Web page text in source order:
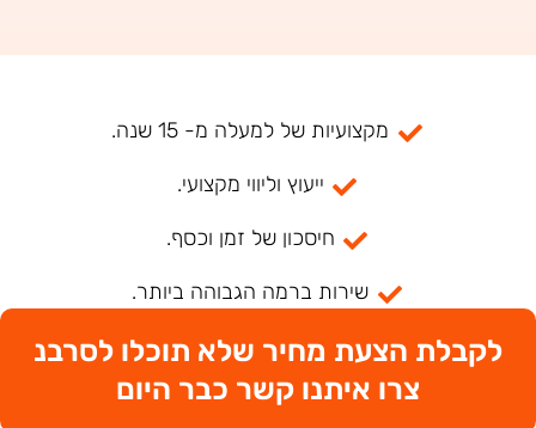
מקצועיות של למעלה מ- 15 שנה.
ייעוץ וליווי מקצועי.
חיסכון של זמן וכסף.
שירות ברמה הגבוהה ביותר.
לקבלת הצעת מחיר שלא תוכלו לסרבנ
צרו איתנו קשר כבר היום